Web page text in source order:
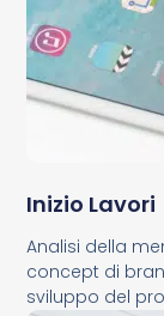
Inizio Lavori
Analisi della
concept di
sviluppo del